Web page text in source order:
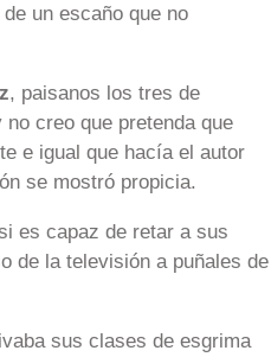
un escaño que no
, paisanos los tres de
creo que pretenda que
e igual que hacía el autor
se mostró propicia.
es capaz de retar a sus
de la televisión a puñales de
sus clases de esgrima